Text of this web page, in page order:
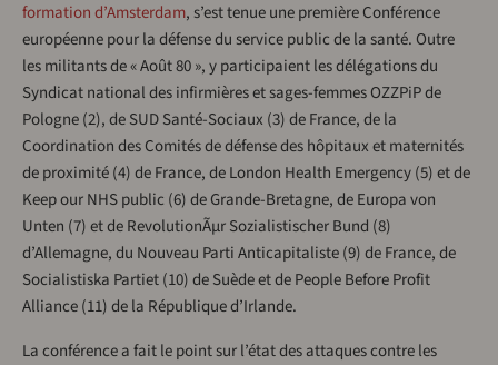
formation d’Amsterdam, s’est tenue une première Conférence
européenne pour la défense du service public de la santé. Outre
les militants de « Août 80 », y participaient les délégations du
Syndicat national des infirmières et sages-femmes OZZPiP de
Pologne (2), de SUD Santé-Sociaux (3) de France, de la
Coordination des Comités de défense des hôpitaux et maternités
de proximité (4) de France, de London Health Emergency (5) et de
Keep our NHS public (6) de Grande-Bretagne, de Europa von
Unten (7) et de RevolutionÃµr Sozialistischer Bund (8)
d’Allemagne, du Nouveau Parti Anticapitaliste (9) de France, de
Socialistiska Partiet (10) de Suède et de People Before Profit
Alliance (11) de la République d’Irlande.
La conférence a fait le point sur l’état des attaques contre les